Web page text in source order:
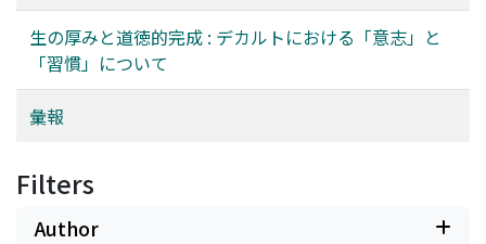
生の厚みと道徳的完成 : デカルトにおける「意志」と
「習慣」について
彙報
Filters
Author